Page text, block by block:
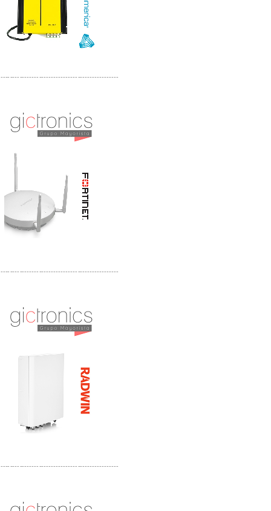
-------------------------------------------------
-------------------------------------------------
-------------------------------------------------